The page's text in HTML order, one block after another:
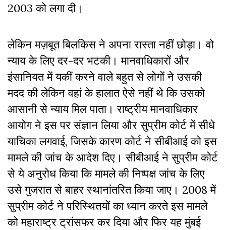
2003 को लगा दी।
लेकिन मज़बूत बिलकिस ने अपना रास्ता नहीं छोड़ा। वो
न्याय के लिए दर-दर भटकी। मानवाधिकारों और
इंसानियत में यकीं करने वाले बहुत से लोगों ने उसकी
मदद की लेकिन वहां के हालात ऐसे नहीं थे कि उसको
आसानी से न्याय मिल पाता। राष्ट्रीय मानवाधिकार
आयोग ने इस पर संज्ञान लिया और सुप्रीम कोर्ट में सीधे
याचिका लगवाई, जिसके कारण कोर्ट ने सीबीआई को इस
मामले की जांच के आदेश दिए। सीबीआई ने सुप्रीम कोर्ट
से ये अनुरोध किया कि मामले की निष्पक्ष जांच के लिए
उसे गुजरात से बाहर स्थानांतरित किया जाए। 2008 में
सुप्रीम कोर्ट ने परिस्थितयों का ध्यान करते इस मामले
को महाराष्ट्र ट्रांसफर कर दिया और फिर यह मुंबई